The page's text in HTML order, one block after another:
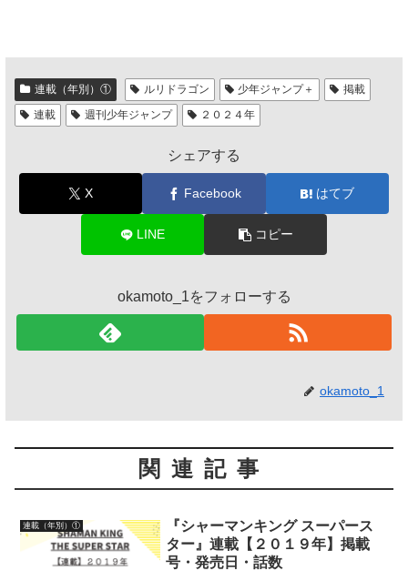
連載（年別）① ルリドラゴン 少年ジャンプ＋
掲載
連載
週刊少年ジャンプ ２０２４年
シェアする
X Facebook はてブ
LINE コピー
okamoto_1をフォローする
okamoto_1
関連記事
連載（年別）①
『シャーマンキング スーパース
ター』連載【２０１９年】掲載
号・発売日・話数